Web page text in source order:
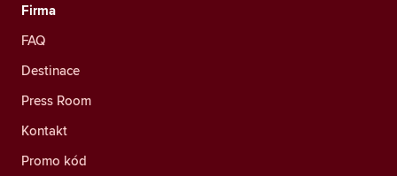
Firma
FAQ
Destinace
Press Room
Kontakt
Promo kód